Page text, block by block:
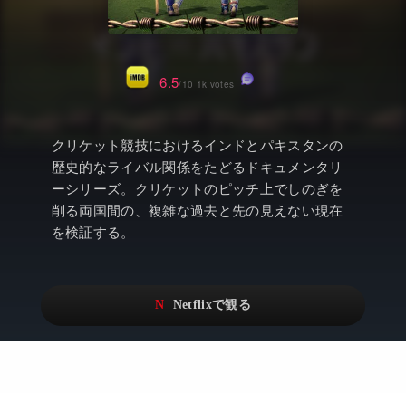
アジアTV番組・ドラマ
アニメ
Netflixオリジナル作品
リアリティ
トレンド
Netflix・VOD総合News
Netflix Video
クリケット競技におけるインドとパキスタンの
歴史的なライバル関係をたどるドキュメンタリ
ーシリーズ。クリケットのピッチ上でしのぎを
削る両国間の、複雑な過去と先の見えない現在
を検証する。
6.5/10 1k votes